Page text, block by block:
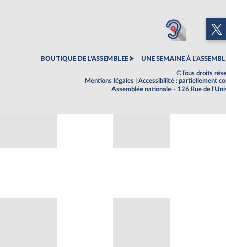
BOUTIQUE DE L'ASSEMBLEE UNE SEMAINE À
©Tous droits
Mentions légales
Accessibilité : partiellement
Assemblée nationale - 126 Rue de